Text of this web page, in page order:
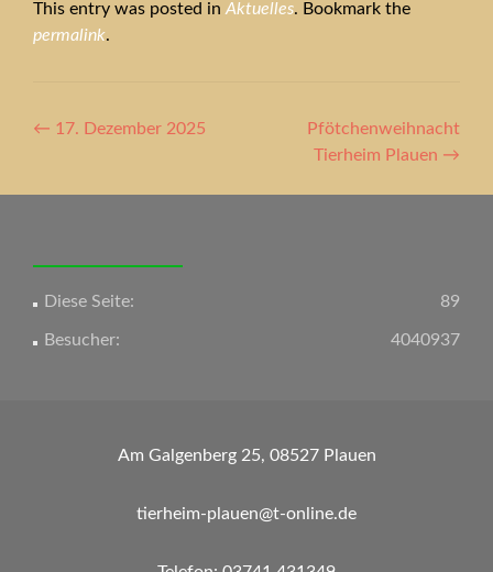
This entry was posted in Aktuelles. Bookmark the
permalink.
Artikel-
← 17. Dezember 2025
Pfötchenweihnacht
Tierheim Plauen →
89
Diese Seite:
4040937
Besucher:
Am Galgenberg 25, 08527 Plauen
tierheim-plauen@t-online.de